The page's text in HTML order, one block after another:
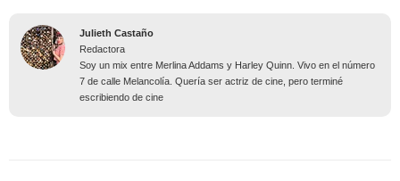
Julieth Castaño
Redactora
Soy un mix entre Merlina Addams y Harley Quinn. Vivo en el número
7 de calle Melancolía. Quería ser actriz de cine, pero terminé
escribiendo de cine